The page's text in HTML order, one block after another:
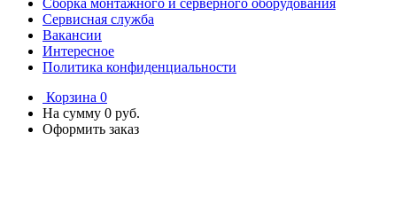
Сборка монтажного и серверного оборудования
Сервисная служба
Вакансии
Интересное
Политика конфиденциальности
Корзина 0
На сумму 0 руб.
Оформить заказ